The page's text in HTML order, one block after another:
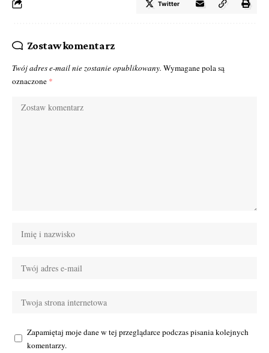
Twitter
Zostaw komentarz
Twój adres e-mail nie zostanie opublikowany. Wymagane pola są
oznaczone *
Zapamiętaj moje dane w tej przeglądarce podczas pisania kolejnych
komentarzy.